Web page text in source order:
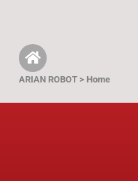
ARIAN ROBOT > Home